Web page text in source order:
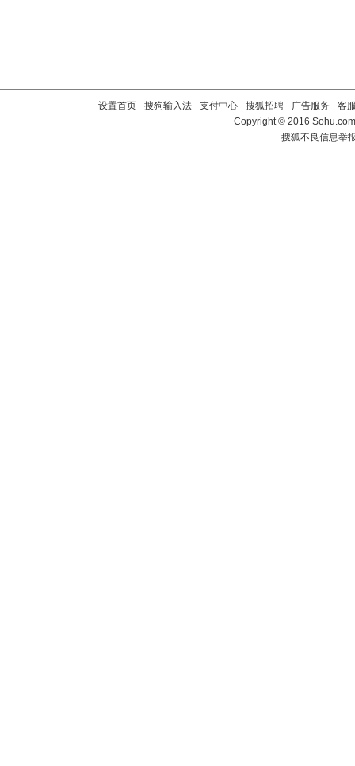
设置首页 - 搜狗输入法 - 支付中心 - 搜狐招聘 - 广告服务 - 客
Copyright©2016
搜狐不良信息举